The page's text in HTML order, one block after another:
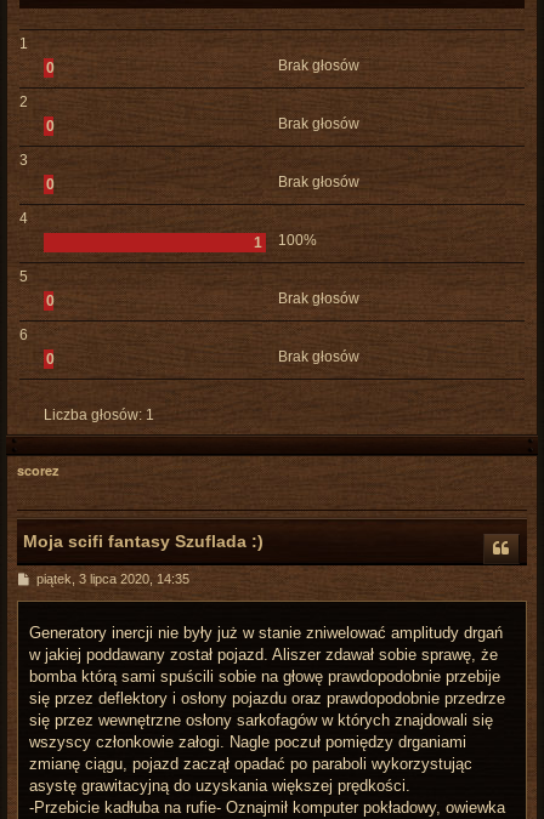
1
0
Brak głosów
2
0
Brak głosów
3
0
Brak głosów
4
1
100%
5
0
Brak głosów
6
0
Brak głosów
Liczba głosów: 1
scorez
Moja scifi fantasy Szuflada :)
P
t
piątek, 3 lipca 2020, 14:35
Generatory inercji nie były już w stanie zniwelować amplitudy drgań
w jakiej poddawany został pojazd. Aliszer zdawał sobie sprawę, że
bomba którą sami spuścili sobie na głowę prawdopodobnie przebije
się przez deflektory i osłony pojazdu oraz prawdopodobnie przedrze
się przez wewnętrzne osłony sarkofagów w których znajdowali się
wszyscy członkowie załogi. Nagle poczuł pomiędzy drganiami
zmianę ciągu, pojazd zaczął opadać po paraboli wykorzystując
asystę grawitacyjną do uzyskania większej prędkości.
-Przebicie kadłuba na rufie- Oznajmił komputer pokładowy, owiewka